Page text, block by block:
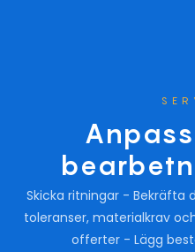
Skicka ritningar - Bekräfta
toleranser, materialkrav
offerter - Lägg